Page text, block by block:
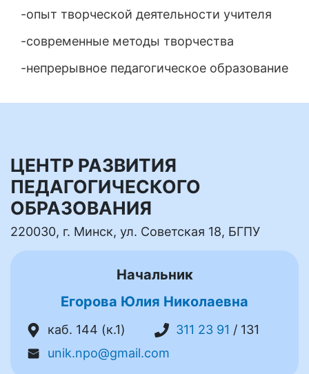
-опыт творческой деятельности учителя
-современные методы творчества
-непрерывное педагогическое образование
ЦЕНТР РАЗВИТИЯ
ПЕДАГОГИЧЕСКОГО
ОБРАЗОВАНИЯ
220030, г. Минск, ул. Советская 18, БГПУ
Начальник
Егорова Юлия Николаевна
каб. 144 (к.1) 311 23 91 / 131
unik.npo@gmail.com